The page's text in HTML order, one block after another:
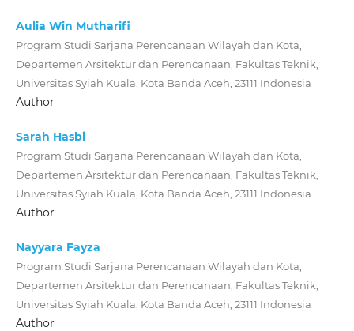
Aulia Win Mutharifi
Program Studi Sarjana Perencanaan Wilayah dan Kota,
Departemen Arsitektur dan Perencanaan, Fakultas Teknik,
Universitas Syiah Kuala, Kota Banda Aceh, 23111 Indonesia
Author
Sarah Hasbi
Program Studi Sarjana Perencanaan Wilayah dan Kota,
Departemen Arsitektur dan Perencanaan, Fakultas Teknik,
Universitas Syiah Kuala, Kota Banda Aceh, 23111 Indonesia
Author
Nayyara Fayza
Program Studi Sarjana Perencanaan Wilayah dan Kota,
Departemen Arsitektur dan Perencanaan, Fakultas Teknik,
Universitas Syiah Kuala, Kota Banda Aceh, 23111 Indonesia
Author